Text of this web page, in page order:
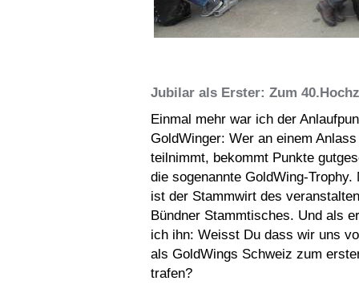
Jubilar als Erster: Zum
Einmal mehr war ich der
GoldWinger: Wer an einem
teilnimmt, bekommt Punkte
die sogenannte GoldWing-Trophy.
ist der Stammwirt des
Bündner Stammtisches. Und als
ich ihn: Weisst Du dass wir uns
als GoldWings Schweiz zum
trafen?